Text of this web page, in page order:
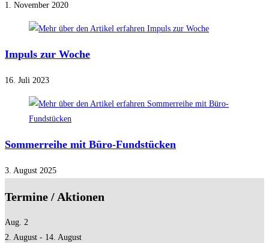
1. November 2020
Impuls zur Woche
16. Juli 2023
Sommerreihe mit Büro-Fundstücken
3. August 2025
Termine / Aktionen
Aug. 2
2. August - 14. August